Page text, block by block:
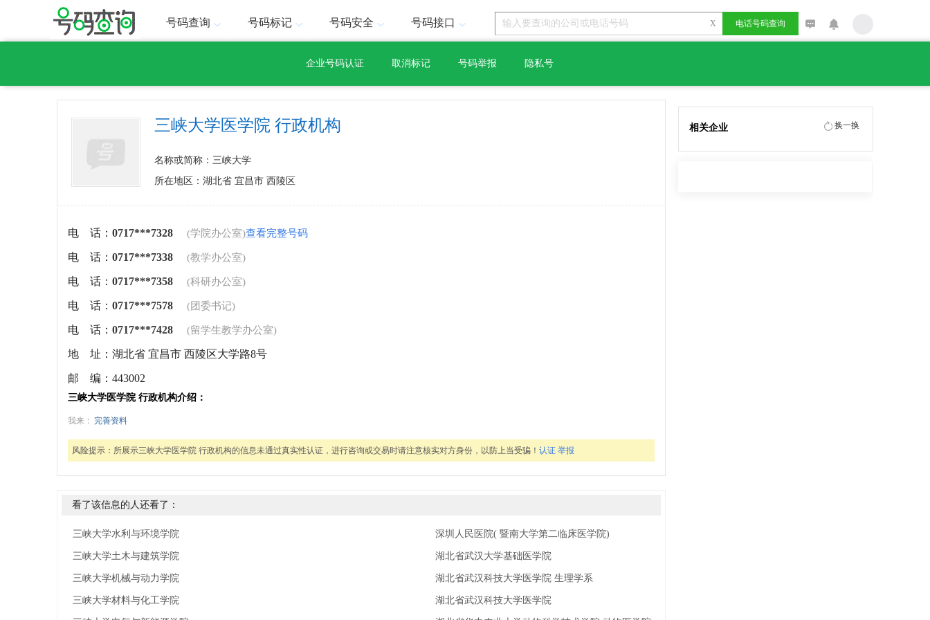
号码查询 号码标记 号码安全 号码接口 X 电话号码查询
企业号码认证 取消标记 号码举报 隐私号
三峡大学医学院 行政机构
名称或简称：三峡大学
所在地区：湖北省 宜昌市 西陵区
电 话： 0717***7328 (学院办公室)查看完整号码
电 话： 0717***7338 (教学办公室)
电 话： 0717***7358 (科研办公室)
电 话： 0717***7578 (团委书记)
电 话： 0717***7428 (留学生教学办公室)
地 址： 湖北省 宜昌市 西陵区大学路8号
邮 编： 443002
三峡大学医学院 行政机构介绍：
我来： 完善资料
风险提示： 所展示三峡大学医学院 行政机构的信息未通过真实性认证，进行咨询或交易时请注意核实对方身份，以防上当受骗！ 认证 举报
看了该信息的人还看了：
三峡大学水利与环境学院
三峡大学土木与建筑学院
三峡大学机械与动力学院
三峡大学材料与化工学院
深圳人民医院( 暨南大学第二临床医学院)
湖北省武汉大学基础医学院
湖北省武汉科技大学医学院 生理学系
湖北省武汉科技大学医学院
相关企业 换一换